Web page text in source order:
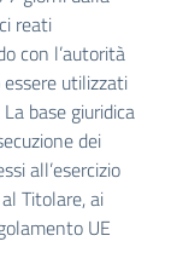
reati
con l’autorità
utilizzati
base giuridica
dei
all’esercizio
Titolare, ai
UE